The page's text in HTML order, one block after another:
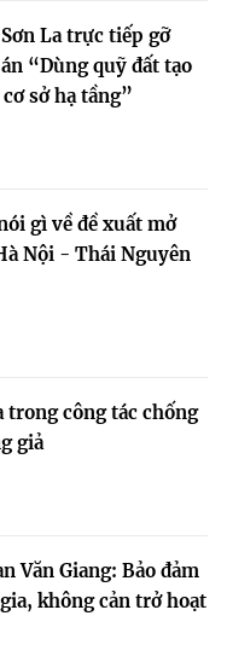
La trực tiếp gỡ
“Dùng quỹ đất tạo
sở hạ tầng”
gì về đề xuất mở
Nội - Thái Nguyên
trong công tác chống
giả
Văn Giang: Bảo đảm
không cản trở hoạt